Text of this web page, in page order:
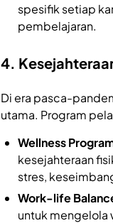
spesifik setiap
pembelajaran.
4.
Di era pasca-
utama. Program
Wellness
kesejahteraan
stres,
Work-life
untuk mengelola